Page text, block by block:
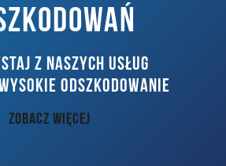
Z NASZYCH USŁUG
ODSZKODOWANIE
ZOBACZ WIĘCEJ